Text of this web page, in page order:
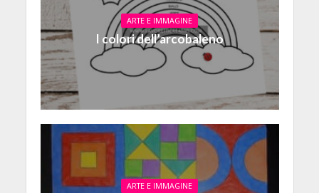
ARTE E IMMAGINE
I colori dell’arcobaleno
ARTE E IMMAGINE